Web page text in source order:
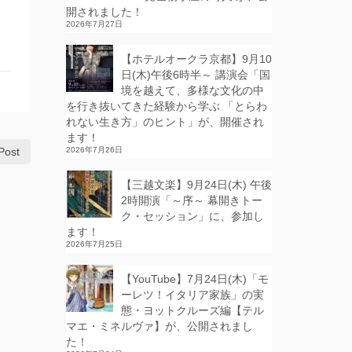
開されました！
2026年7月27日
【ホテルオークラ京都】9月10
日(木)午後6時半～ 講演会「国
境を越えて、多様な文化の中
を行き抜いてきた経験から学ぶ 「とらわ
れない生き方」のヒント」が、開催され
ます！
2026年7月26日
【三越文楽】9月24日(木) 午後
2時開演「～序～ 幕開きトー
ク・セッション」に、参加し
ます！
2026年7月25日
【YouTube】7月24日(木)「モ
ーレツ！イタリア家族」の実
態・ヨットクルーズ編【テル
マエ・ミネルヴァ】が、公開されまし
た！